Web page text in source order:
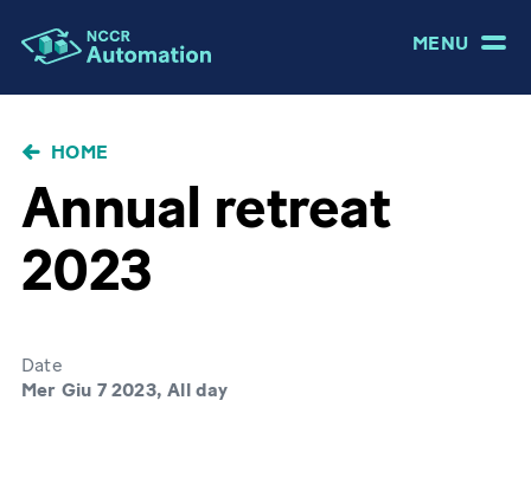
MENU
BRICIOLE
PANE
HOME
Annual retreat
2023
Date
Mer Giu 7 2023, All day